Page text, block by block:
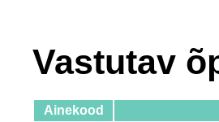
Vastutav
Ainekood